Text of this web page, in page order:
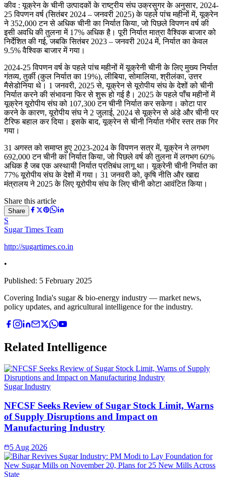
कीव : यूक्रेन के चीनी उत्पादकों के राष्ट्रीय संघ उक्रसुगर के अनुसार, 2024-
25 विपणन वर्ष (सितंबर 2024 – जनवरी 2025) के पहले पांच महीनों में, यूक्रेन
ने 352,000 टन से अधिक चीनी का निर्यात किया, जो पिछले विपणन वर्ष की
इसी अवधि की तुलना में 17% अधिक है। पूरी निर्यात मात्रा वैश्विक बाजार को
निर्देशित की गई, जबकि सितंबर 2023 – जनवरी 2024 में, निर्यात का केवल
9.5% वैश्विक बाजार में गया।
2024-25 विपणन वर्ष के पहले पांच महीनों में यूक्रेनी चीनी के लिए मुख्य निर्यात
गंतव्य, तुर्की (कुल निर्यात का 19%), लीबिया, सोमालिया, श्रीलंका, उत्तर
मैसेडोनिया थे। 1 जनवरी, 2025 से, यूक्रेन से यूरोपीय संघ के देशों को चीनी
निर्यात करने की संभावना फिर से शुरू हो गई है। 2025 के पहले पाँच महीनों में
यूक्रेन यूरोपीय संघ को 107,300 टन चीनी निर्यात कर सकेगा। कोटा पार
करने के कारण, यूरोपीय संघ ने 2 जुलाई, 2024 से यूक्रेन से अंडे और चीनी पर
टैरिफ बहाल कर दिया। इसके बाद, यूक्रेन से चीनी निर्यात गंभीर स्तर तक गिर
गया।
31 अगस्त को समाप्त हुए 2023-2024 के विपणन सत्र में, यूक्रेन ने लगभग
692,000 टन चीनी का निर्यात किया, जो पिछले वर्ष की तुलना में लगभग 60%
अधिक है जब एक अस्थायी निर्यात प्रतिबंध लागू था। यूक्रेनी चीनी निर्यात का
77% यूरोपीय संघ के देशों में गया। 31 जनवरी को, कृषि नीति और खाद्य
मंत्रालय ने 2025 के लिए यूरोपीय संघ के लिए चीनी कोटा आवंटित किया।
Share this article
Share
S
Sugar Times Team
http://sugartimes.co.in
•
Published: 5 February 2025
Covering India's sugar & bio-energy industry — market news,
policy updates, and agricultural intelligence for the industry.
Related Intelligence
Sugar Industry
NFCSF Seeks Review of Sugar Stock Limit, Warns
of Supply Disruptions and Impact on
Manufacturing Industry
5 Aug 2026